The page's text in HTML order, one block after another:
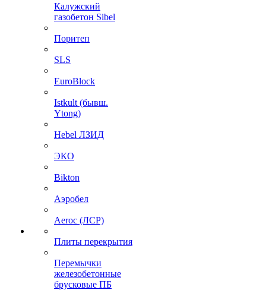
Калужский
газобетон Sibel
Поритеп
SLS
EuroBlock
Istkult (бывш.
Ytong)
Hebel ЛЗИД
ЭКО
Bikton
Аэробел
Aeroc (ЛСР)
Плиты перекрытия
Перемычки
железобетонные
брусковые ПБ